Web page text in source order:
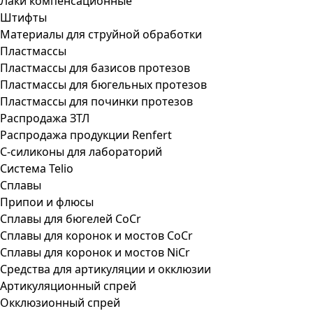
Штифты
Материалы для струйной обработки
Пластмассы
Пластмассы для базисов протезов
Пластмассы для бюгельных протезов
Пластмассы для починки протезов
Распродажа ЗТЛ
Распродажа продукции Renfert
С-силиконы для лабораторий
Система Telio
Сплавы
Припои и флюсы
Сплавы для бюгелей CoCr
Сплавы для коронок и мостов CoCr
Сплавы для коронок и мостов NiCr
Средства для артикуляции и окклюзии
Артикуляционный спрей
Окклюзионный спрей